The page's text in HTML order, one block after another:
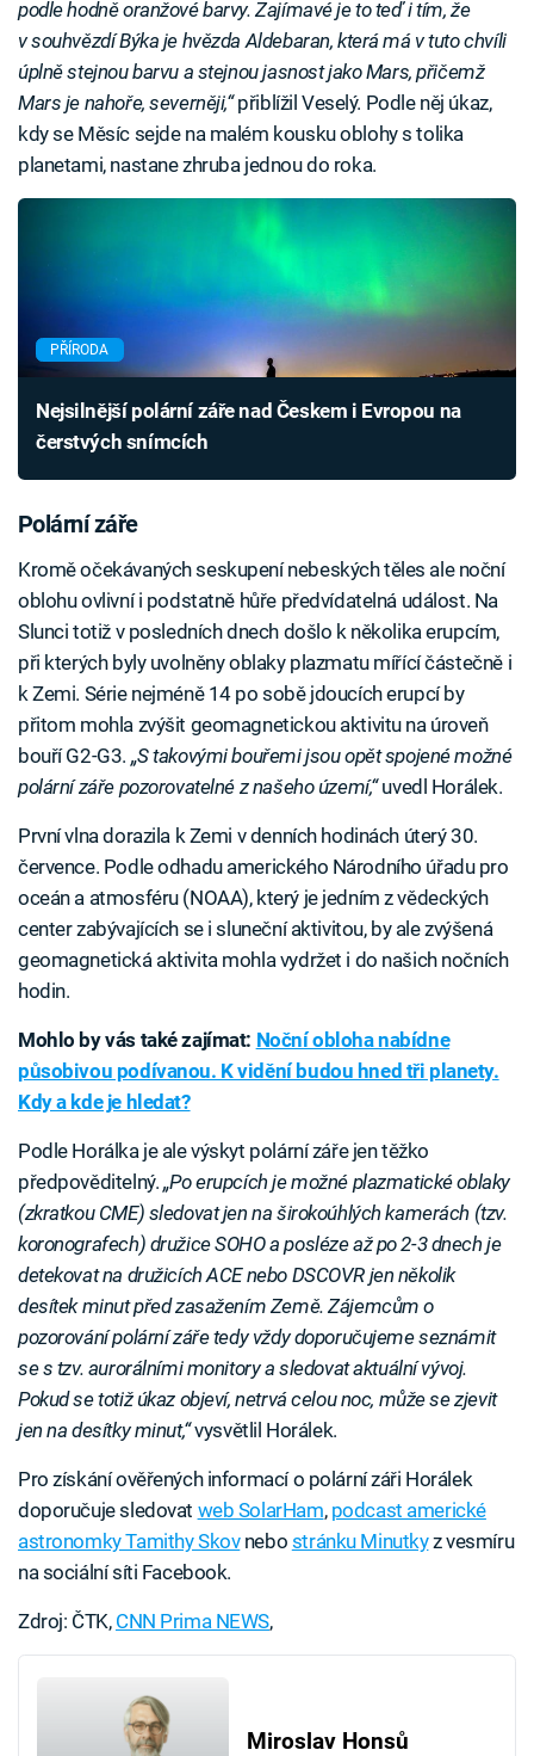
podle hodně oranžové barvy. Zajímavé je to teď i tím, že
v souhvězdí Býka je hvězda Aldebaran, která má v tuto chvíli
úplně stejnou barvu a stejnou jasnost jako Mars, přičemž
Mars je nahoře, severněji,“přiblížil Veselý. Podle něj úkaz,
kdy se Měsíc sejde na malém kousku oblohy s tolika
planetami, nastane zhruba jednou do roka.
PŘÍRODA
Nejsilnější polární záře nad Českem i Evropou na
čerstvých snímcích
Polární záře
Kromě očekávaných seskupení nebeských těles ale noční
oblohu ovlivní i podstatně hůře předvídatelná událost. Na
Slunci totiž v posledních dnech došlo k několika erupcím,
při kterých byly uvolněny oblaky plazmatu mířící částečně i
k Zemi. Série nejméně 14 po sobě jdoucích erupcí by
přitom mohla zvýšit geomagnetickou aktivitu na úroveň
bouří G2-G3. „S takovými bouřemi jsou opět spojené možné
polární záře pozorovatelné z našeho území,“uvedl Horálek.
První vlna dorazila k Zemi v denních hodinách úterý 30.
července. Podle odhadu amerického Národního úřadu pro
oceán a atmosféru (NOAA), který je jedním z vědeckých
center zabývajících se i sluneční aktivitou, by ale zvýšená
geomagnetická aktivita mohla vydržet i do našich nočních
hodin.
Mohlo by vás také zajímat: Noční obloha nabídne
působivou podívanou. K vidění budou hned tři planety.
Kdy a kde je hledat?
Podle Horálka je ale výskyt polární záře jen těžko
předpověditelný. „Po erupcích je možné plazmatické oblaky
(zkratkou CME) sledovat jen na širokoúhlých kamerách (tzv.
koronografech) družice SOHO a posléze až po 2-3 dnech je
detekovat na družicích ACE nebo DSCOVR jen několik
desítek minut před zasažením Země. Zájemcům o
pozorování polární záře tedy vždy doporučujeme seznámit
se s tzv. aurorálními monitory a sledovat aktuální vývoj.
Pokud se totiž úkaz objeví, netrvá celou noc, může se zjevit
jen na desítky minut,“vysvětlil Horálek.
Pro získání ověřených informací o polární záři Horálek
doporučuje sledovat web SolarHam, podcast americké
astronomky Tamithy Skovnebo stránku Minutkyz vesmíru
na sociální síti Facebook.
Zdroj: ČTK, CNN Prima NEWS,
Miroslav Honsů